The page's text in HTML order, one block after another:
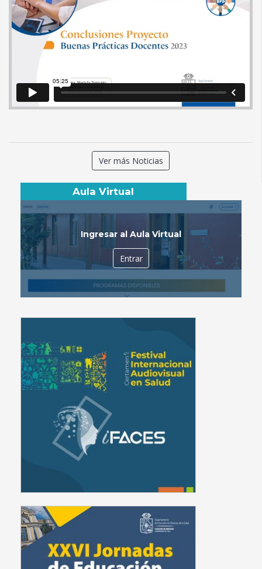
Ver más Noticias
Aula Virtual
Ingresar al Aula Virtual
Entrar